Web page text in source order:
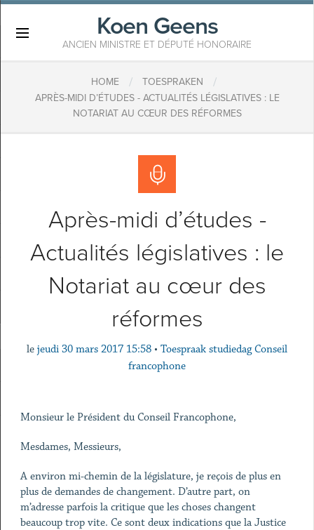
Koen Geens
ANCIEN MINISTRE ET DÉPUTÉ HONORAIRE
HOME / TOESPRAKEN /
APRÈS-MIDI D’ÉTUDES - ACTUALITÉS LÉGISLATIVES : LE
NOTARIAT AU CŒUR DES RÉFORMES
Après-midi d’études -
Actualités législatives : le
Notariat au cœur des
réformes
le jeudi 30 mars 2017 15:58 • Toespraak studiedag Conseil
francophone
Monsieur le Président du Conseil Francophone,
Mesdames, Messieurs,
A environ mi-chemin de la législature, je reçois de plus en
plus de demandes de changement. D’autre part, on
m’adresse parfois la critique que les choses changent
beaucoup trop vite. Ce sont deux indications que la Justice